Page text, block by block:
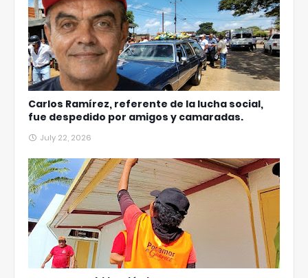
Carlos Ramírez, referente de la lucha social,
fue despedido por amigos y camaradas.
July 22, 2026